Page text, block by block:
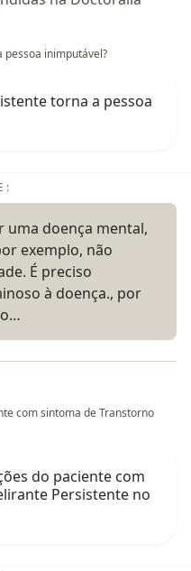
inimputável?
torna a pessoa
:
uma doença mental,
exemplo, não
É preciso
à doença., por
com sintoma de Transtorno
do paciente com
Persistente no